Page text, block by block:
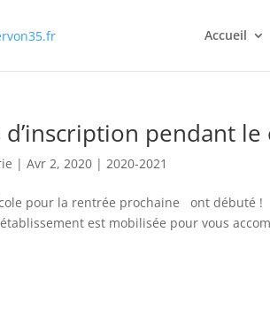
Accueil
d’inscription pendant
|Avr 2, 2020 |2020-2021
pour la rentrée prochaine ont débuté
est mobilisée pour vous